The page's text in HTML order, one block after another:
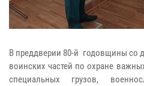
В преддверии 80-й годовщины со
воинских частей по охране
специальных грузов,